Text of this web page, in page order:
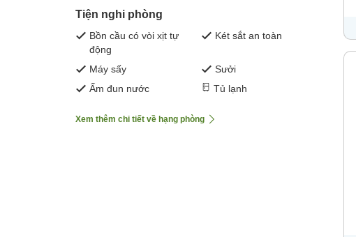
Tiện nghi phòng
Bồn cầu có vòi xịt tự
động
Két sắt an toàn
Máy sấy
Sưởi
Ấm đun nước
Tủ lạnh
Xem thêm chi tiết về hạng phòng